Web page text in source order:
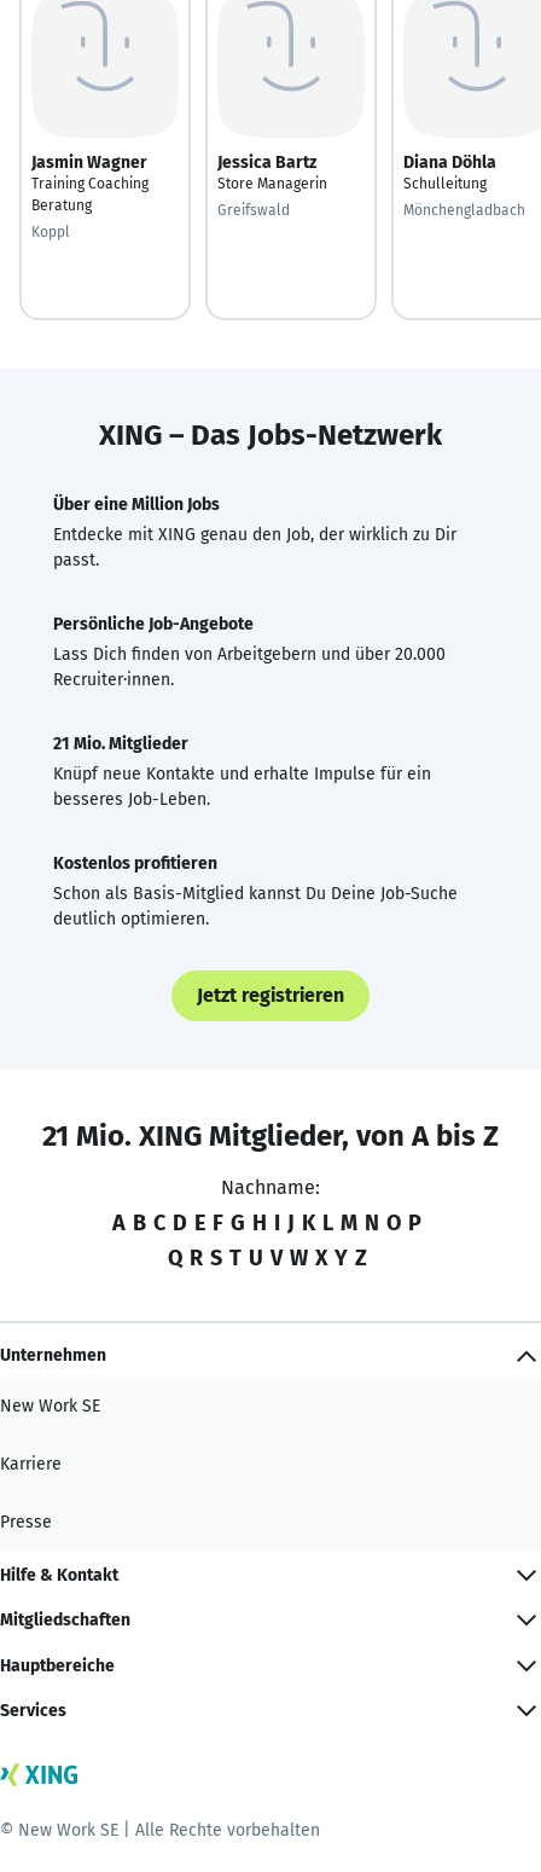
Jasmin Wagner
Training Coaching
Beratung
Koppl
Jessica Bartz
Store Managerin
Greifswald
Diana Döhla
Schulleitung
Mönchengladbach
XING – Das Jobs-Netzwerk
Über eine Million Jobs
Entdecke mit XING genau den Job, der wirklich zu Dir
passt.
Persönliche Job-Angebote
Lass Dich finden von Arbeitgebern und über 20.000
Recruiter·innen.
21 Mio. Mitglieder
Knüpf neue Kontakte und erhalte Impulse für ein
besseres Job-Leben.
Kostenlos profitieren
Schon als Basis-Mitglied kannst Du Deine Job-Suche
deutlich optimieren.
Jetzt registrieren
21 Mio. XING Mitglieder, von A bis Z
Nachname:
A B C D E F G H I J K L M N O P
Q R S T U V W X Y Z
Unternehmen
New Work SE
Karriere
Presse
Hilfe & Kontakt
Mitgliedschaften
Hauptbereiche
Services
© New Work SE | Alle Rechte vorbehalten